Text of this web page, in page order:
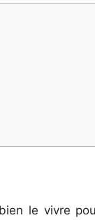
le vivre